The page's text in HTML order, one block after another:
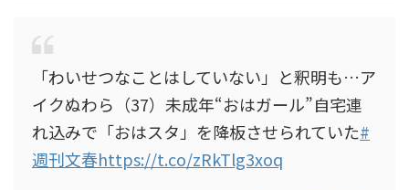
「わいせつなことはしていない」と釈明も…ア
イクぬわら（37）未成年“おはガール”自宅連
れ込みで「おはスタ」を降板させられていた#
週刊文春https://t.co/zRkTlg3xoq